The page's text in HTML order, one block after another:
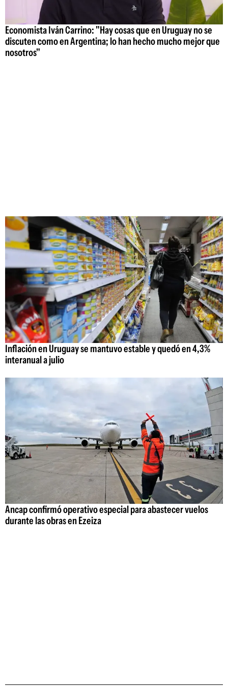
Economista Iván Carrino: "Hay cosas que en Uruguay no se
discuten como en Argentina; lo han hecho mucho mejor que
nosotros"
Inflación en Uruguay se mantuvo estable y quedó en 4,3%
interanual a julio
Ancap confirmó operativo especial para abastecer vuelos
durante las obras en Ezeiza